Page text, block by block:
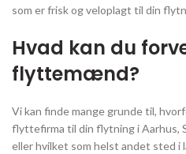
som er frisk og veloplagt til din
Hvad kan du
flyttemænd?
Vi kan finde mange grunde til,
flyttefirma til din flytning i Aarhus,
eller hvilket som helst andet sted i